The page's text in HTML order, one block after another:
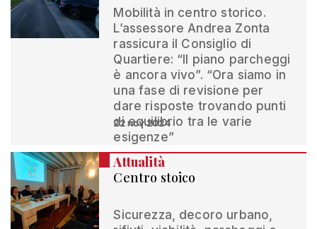
Mobilità in centro storico.
L’assessore Andrea Zonta
rassicura il Consiglio di
Quartiere: “Il piano parcheggi
è ancora vivo”. “Ora siamo in
una fase di revisione per
dare risposte trovando punti
di equilibrio tra le varie
esigenze”
22 nov 2024
Attualità
Centro stoico
Sicurezza, decoro urbano,